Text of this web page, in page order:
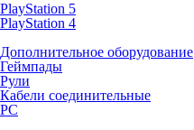
PlayStation 5
PlayStation 4
Дополнительное оборудование
Геймпады
Рули
Кабели соединительные
PC